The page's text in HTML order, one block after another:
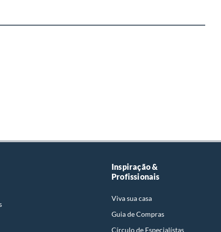
Inspiração &
Profissionais
Viva sua casa
Guia de Compras
Círculo de Especialístas